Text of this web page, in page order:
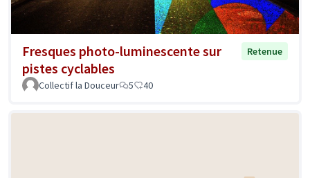
Fresques photo-luminescente sur
pistes cyclables
Retenue
Collectif la Douceur 5 40